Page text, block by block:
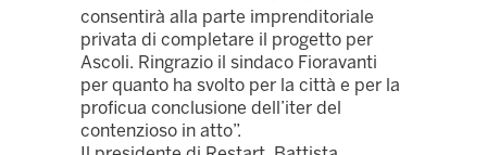
consentirà alla parte imprenditoriale
privata di completare il progetto per
Ascoli. Ringrazio il sindaco Fioravanti
per quanto ha svolto per la città e per la
proficua conclusione dell’iter del
contenzioso in atto”.